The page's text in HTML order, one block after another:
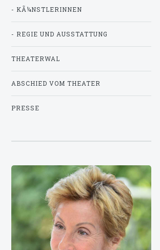
- KÃ¼NSTLERINNEN
- REGIE UND AUSSTATTUNG
THEATERWAL
ABSCHIED VOM THEATER
PRESSE